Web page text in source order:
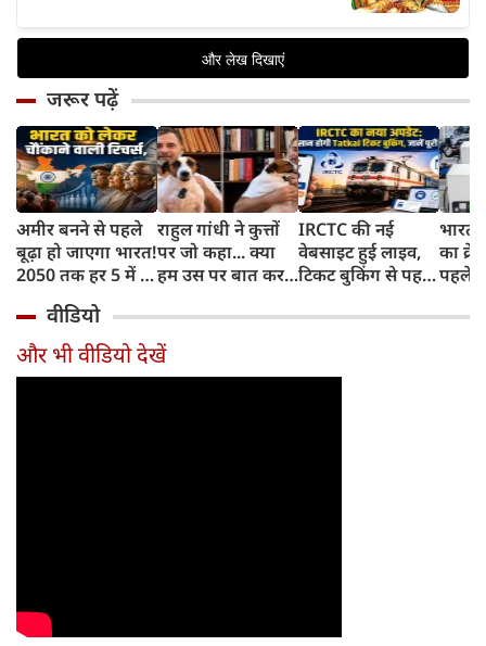
जरूर पढ़ें
अमीर बनने से पहले
बूढ़ा हो जाएगा भारत!
2050 तक हर 5 में 1
साल से ज्यादा उम्र का
राहुल गांधी ने कुत्तों
पर जो कहा... क्या
हम उस पर बात कर
IRCTC की नई
वेबसाइट हुई लाइव,
टिकट बुकिंग से पहले
काम, जानें पूरा
भारत
का
पहले
और
वीडियो
और भी वीडियो देखें